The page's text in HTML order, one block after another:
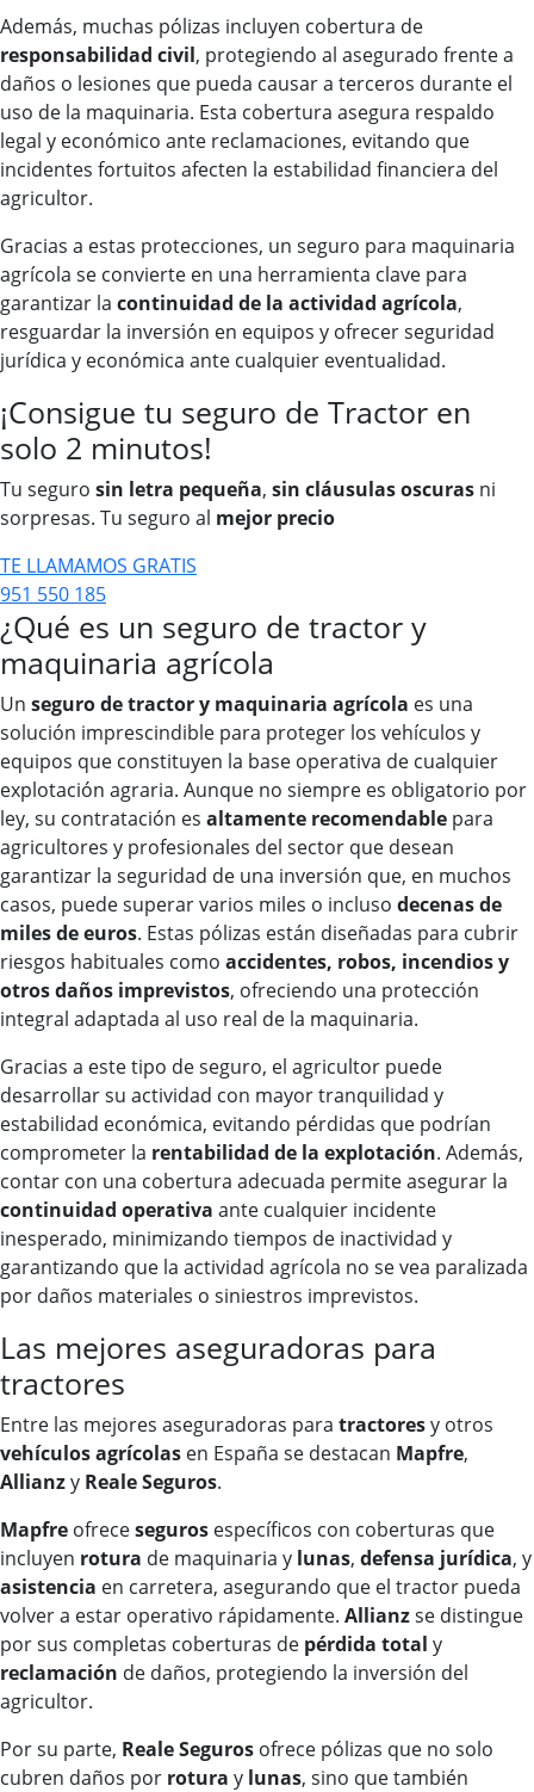
Además, muchas pólizas incluyen cobertura de
responsabilidad civil, protegiendo al asegurado frente a
daños o lesiones que pueda causar a terceros durante el
uso de la maquinaria. Esta cobertura asegura respaldo
legal y económico ante reclamaciones, evitando que
incidentes fortuitos afecten la estabilidad financiera del
agricultor.
Gracias a estas protecciones, un seguro para maquinaria
agrícola se convierte en una herramienta clave para
garantizar la continuidad de la actividad agrícola,
resguardar la inversión en equipos y ofrecer seguridad
jurídica y económica ante cualquier eventualidad.
¡Consigue tu seguro de Tractor en
solo 2 minutos!
Tu seguro sin letra pequeña, sin cláusulas oscuras ni
sorpresas. Tu seguro al mejor precio
TE LLAMAMOS GRATIS
951 550 185
¿Qué es un seguro de tractor y
maquinaria agrícola
Un seguro de tractor y maquinaria agrícola es una
solución imprescindible para proteger los vehículos y
equipos que constituyen la base operativa de cualquier
explotación agraria. Aunque no siempre es obligatorio por
ley, su contratación es altamente recomendable para
agricultores y profesionales del sector que desean
garantizar la seguridad de una inversión que, en muchos
casos, puede superar varios miles o incluso decenas de
miles de euros. Estas pólizas están diseñadas para cubrir
riesgos habituales como accidentes, robos, incendios y
otros daños imprevistos, ofreciendo una protección
integral adaptada al uso real de la maquinaria.
Gracias a este tipo de seguro, el agricultor puede
desarrollar su actividad con mayor tranquilidad y
estabilidad económica, evitando pérdidas que podrían
comprometer la rentabilidad de la explotación. Además,
contar con una cobertura adecuada permite asegurar la
continuidad operativa ante cualquier incidente
inesperado, minimizando tiempos de inactividad y
garantizando que la actividad agrícola no se vea paralizada
por daños materiales o siniestros imprevistos.
Las mejores aseguradoras para
tractores
Entre las mejores aseguradoras para tractoresy otros
vehículos agrícolas en España se destacan Mapfre,
Allianzy Reale Seguros.
Mapfre ofreceseguros específicos con coberturas que
incluyen rotura de maquinaria y lunas, defensa jurídica, y
asistencia en carretera, asegurando que el tractor pueda
volver a estar operativo rápidamente. Allianzse distingue
por sus completas coberturas de pérdida total y
reclamación de daños, protegiendo la inversión del
agricultor.
Por su parte, Reale Seguros ofrece pólizas que no solo
cubren daños por rotura y lunas, sino que también